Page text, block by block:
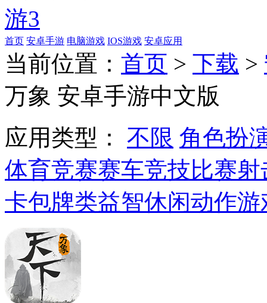
游3
首页 安卓手游 电脑游戏 IOS游戏 安卓应用
当前位置： 首页 > 下载 >
万象 安卓手游中文版
应用类型：
不限 角色扮
体育竞赛赛车竞技比赛射
卡包牌类益智休闲动作游